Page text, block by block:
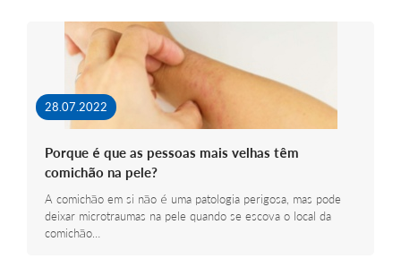
28.07.2022
Porque é que as pessoas mais velhas têm
comichão na pele?
A comichão em si não é uma patologia perigosa, mas pode
deixar microtraumas na pele quando se escova o local da
comichão…